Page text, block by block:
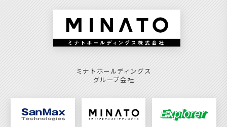
ミナトホールディングス
グループ会社